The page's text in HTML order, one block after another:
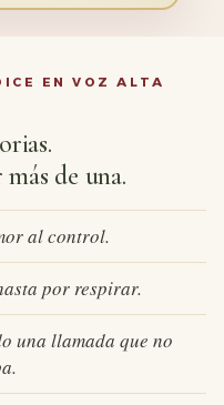
EN VOZ ALTA
de una.
al control.
por respirar.
una llamada que no